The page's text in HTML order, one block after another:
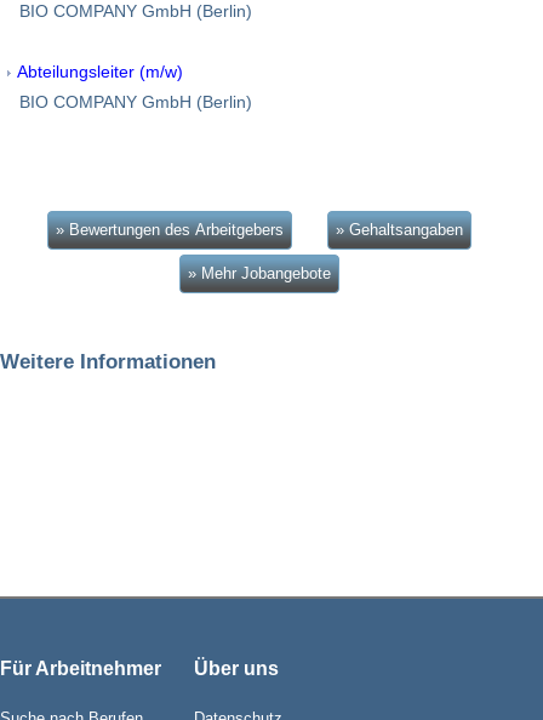
BIO COMPANY GmbH (Berlin)
Abteilungsleiter (m/w)
BIO COMPANY GmbH (Berlin)
» Bewertungen des Arbeitgebers » Gehaltsangaben
» Mehr Jobangebote
Weitere Informationen
Für Arbeitnehmer Über uns